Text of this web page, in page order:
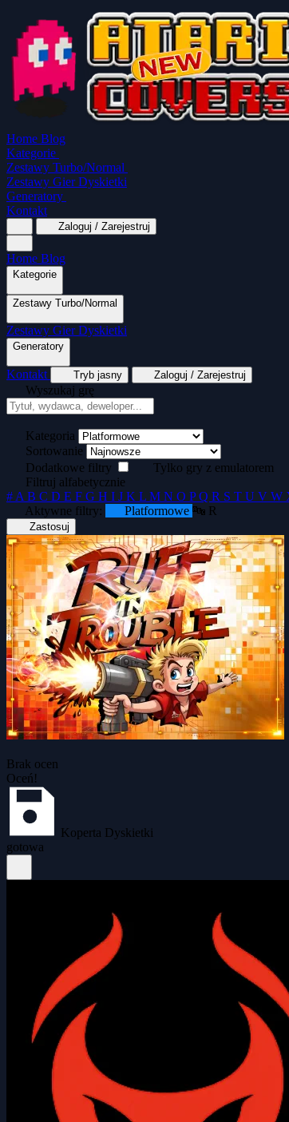
Home Blog
Kategorie
Zestawy Turbo/Normal
Zestawy Gier Dyskietki
Generatory
Kontakt
Zaloguj / Zarejestruj
Home Blog
Kategorie
Wszystkie kategorie
Tekstowe
Zestawy Turbo/Normal
MapaSoft Turbo ROM SparkTurbo 2000
Zestawy Gier Dyskietki
Generatory
Generator kopert dyskietek
Kontakt Tryb jasny Zaloguj / Zarejestruj
Wyszukaj grę
Kategoria
Sortowanie
Dodatkowe filtry
Tylko gry z emulatorem
Filtruj alfabetycznie
# A B C D E F G H I J K L M N O PQ R S T U V W
Aktywne filtry:
Platformowe 🔤 R
Zastosuj
Brak ocen
Oceń!
Koperta Dyskietki
gotowa